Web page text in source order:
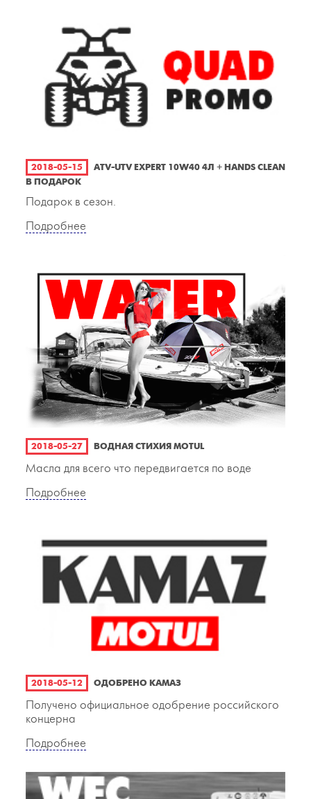
2018-05-15
ATV-UTV EXPERT 10W40 4Л + HANDS CLEAN
В ПОДАРОК
Подарок в сезон.
Подробнее
2018-05-27 ВОДНАЯ СТИХИЯ MOTUL
Масла для всего что передвигается по воде
Подробнее
2018-05-12 ОДОБРЕНО КАМАЗ
Получено официальное одобрение российского
концерна
Подробнее